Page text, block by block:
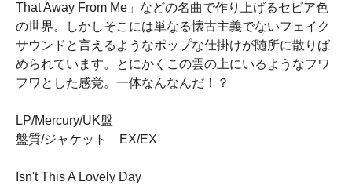
That Away From Me」などの名曲で作り上げるセピア色
の世界。しかしそこには単なる懐古主義でないフェイク
サウンドと言えるようなポップな仕掛けが随所に散りば
められています。とにかくこの雲の上にいるようなフワ
フワとした感覚。一体なんなんだ！？
LP/Mercury/UK盤
盤質/ジャケット EX/EX
Isn't This A Lovely Day